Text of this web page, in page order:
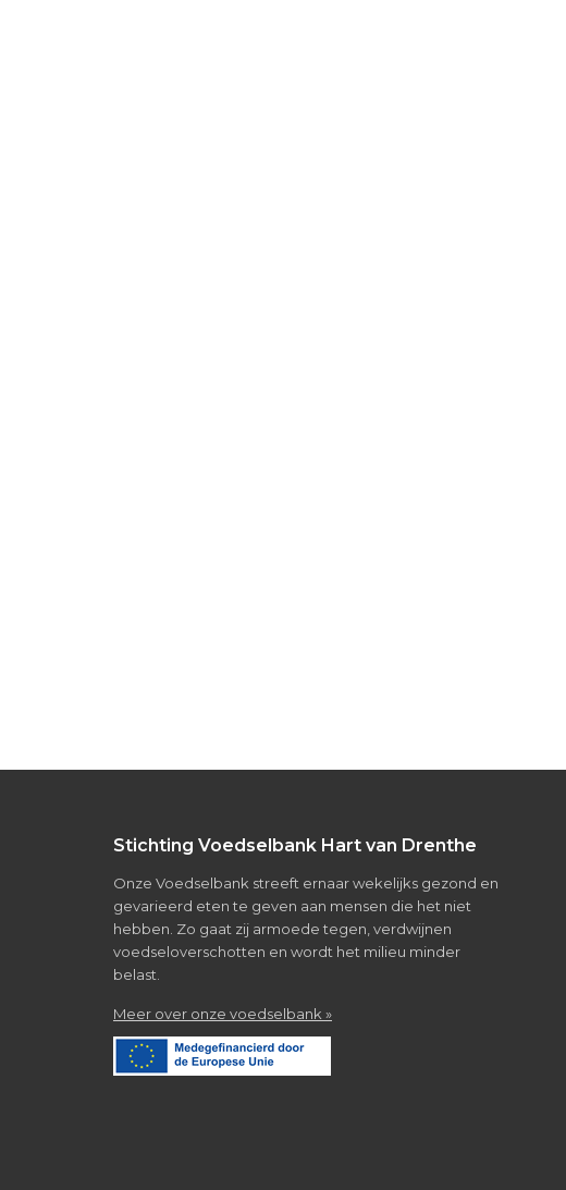
Stichting Voedselbank Hart van Drenthe
Onze Voedselbank streeft ernaar wekelijks gezond en
gevarieerd eten te geven aan mensen die het niet
hebben. Zo gaat zij armoede tegen, verdwijnen
voedseloverschotten en wordt het milieu minder
belast.
Meer over onze voedselbank »about